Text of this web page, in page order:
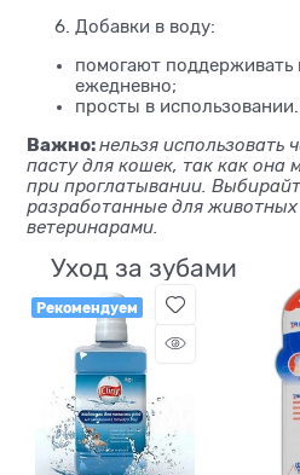
Добавки в воду:
помогают поддерживать
ежедневно;
просты в использовании.
Важно:нельзя использовать
пасту для кошек, так как она
при проглатывании.
разработанные для
ветеринарами.
Уход за зубами
Рекомендуем